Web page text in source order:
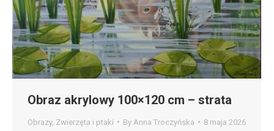
Obraz akrylowy 100×120 cm – strata
Obrazy, Zwierzęta i ptaki By Anna Troczyńska 8 maja 2026